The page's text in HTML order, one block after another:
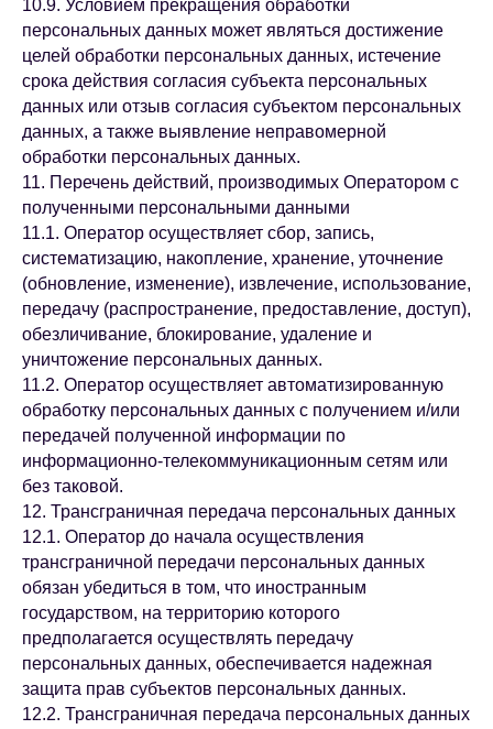
10.9. Условием прекращения обработки
персональных данных может являться достижение
целей обработки персональных данных, истечение
срока действия согласия субъекта персональных
данных или отзыв согласия субъектом персональных
данных, а также выявление неправомерной
обработки персональных данных.
11. Перечень действий, производимых Оператором с
полученными персональными данными
11.1. Оператор осуществляет сбор, запись,
систематизацию, накопление, хранение, уточнение
(обновление, изменение), извлечение, использование,
передачу (распространение, предоставление, доступ),
обезличивание, блокирование, удаление и
уничтожение персональных данных.
11.2. Оператор осуществляет автоматизированную
обработку персональных данных с получением и/или
передачей полученной информации по
информационно-телекоммуникационным сетям или
без таковой.
12. Трансграничная передача персональных данных
12.1. Оператор до начала осуществления
трансграничной передачи персональных данных
обязан убедиться в том, что иностранным
государством, на территорию которого
предполагается осуществлять передачу
персональных данных, обеспечивается надежная
защита прав субъектов персональных данных.
12.2. Трансграничная передача персональных данных